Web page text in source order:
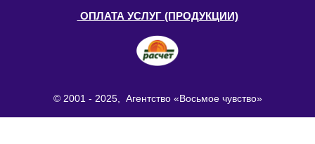
ОПЛАТА УСЛУГ (ПРОДУКЦИИ)
© 2001 - 2025, Агентство «Восьмое чувство»